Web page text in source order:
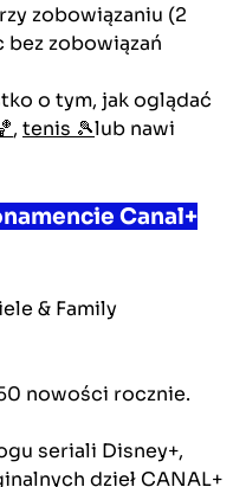
zobowiązaniu (2
zobowiązań
o tym, jak oglądać
, tenis 🎾lub nawi
Canal+
& Family
nowości rocznie.
seriali Disney+,
dzieł CANAL+